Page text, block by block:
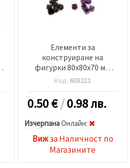
Елементи за
конструиране на
фигурки 80x80x70 мм
различни цветове
Код: 603211
0.50€/0.98 лв.
ИзчерпанаOнлайн:
Вижза Наличност по
Магазините